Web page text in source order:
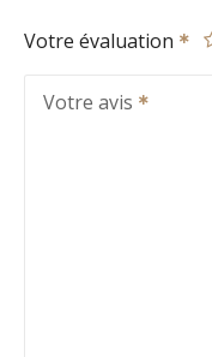
Votre évaluation
Votre avis